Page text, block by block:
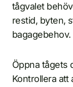
tågvalet
restid, byten,
bagagebehov.
Öppna tågets
Kontrollera att